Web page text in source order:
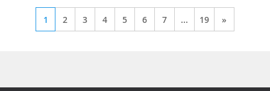
1 2 3 4 5 6 7 ... 19 »